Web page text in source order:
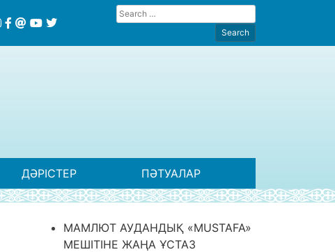
ДӘРІСТЕР ПӘТУАЛАР
МАМЛЮТ АУДАНДЫҚ «MUSTAFA»
МЕШІТІНЕ ЖАҢА ҰСТАЗ